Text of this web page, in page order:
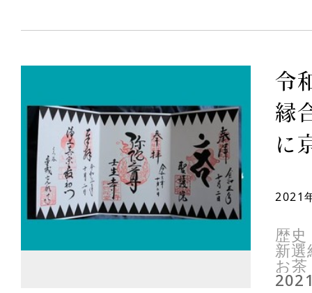
令
縁
に
2021
歴
新選
お茶